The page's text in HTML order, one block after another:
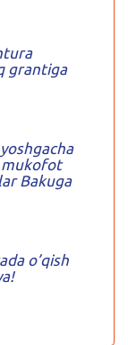
grantiga
mukofot
Bakuga
o’qish